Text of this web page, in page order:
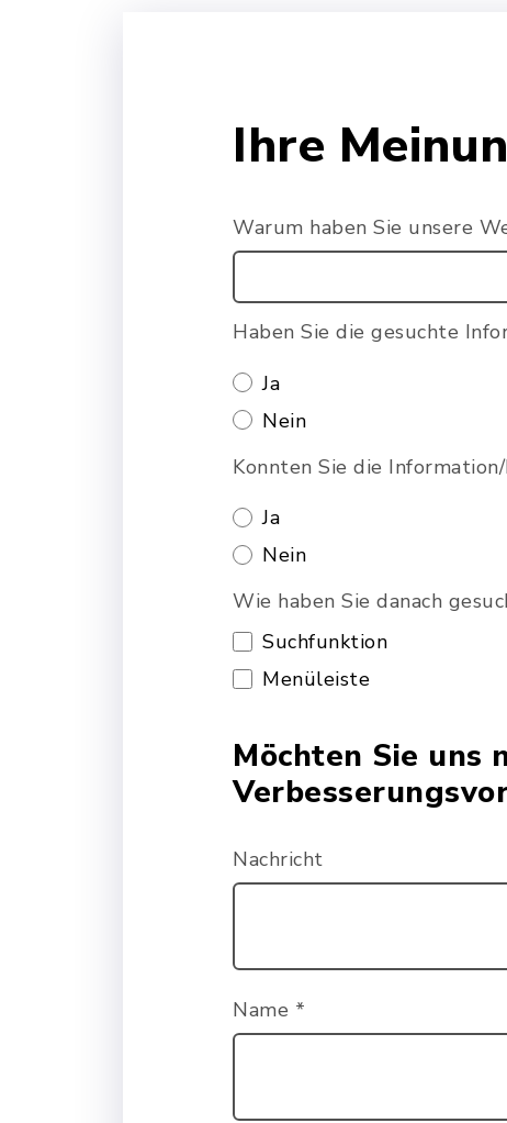
Ihre
Warum haben Sie unsere
Haben Sie die gesuchte
Ja
Nein
Konnten Sie die
Ja
Nein
Wie haben Sie danach
Suchfunktion
Menüleiste
Möchten Sie uns
Nachricht
Name *